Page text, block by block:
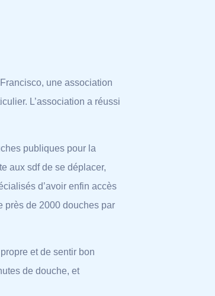
une association
L’association a réussi
publiques pour la
aux sdf de se déplacer,
d’avoir enfin accès
près de 2000 douches par
et de sentir bon
de douche, et